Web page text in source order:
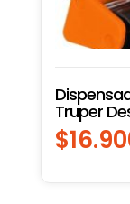
Truper
$